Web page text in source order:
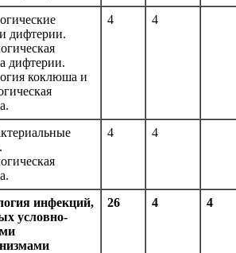
дифтерии.
дифтерии.
коклюша и
4 4
4 4
инфекций,
условно-
26 4 4